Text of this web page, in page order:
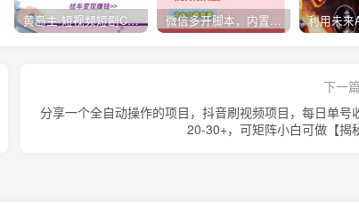
黄岛主·短视频短剧CPS副业项目：二剪视频在抖音和快手上发布，挂车变现 微信多开脚本，内置抢红包+好友检测+朋友圈转发等（安卓脚本+视频教程）
下一
分享一个全自动操作的项目，抖音刷视频项目，每日单号
20-30+，可矩阵小白可做【揭